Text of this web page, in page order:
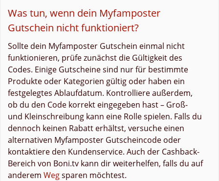
Was tun, wenn dein Myfamposter
Gutschein nicht funktioniert?
Sollte dein Myfamposter Gutschein einmal nicht
funktionieren, prüfe zunächst die Gültigkeit des
Codes. Einige Gutscheine sind nur für bestimmte
Produkte oder Kategorien gültig oder haben ein
festgelegtes Ablaufdatum. Kontrolliere außerdem,
ob du den Code korrekt eingegeben hast – Groß-
und Kleinschreibung kann eine Rolle spielen. Falls du
dennoch keinen Rabatt erhältst, versuche einen
alternativen Myfamposter Gutscheincode oder
kontaktiere den Kundenservice. Auch der Cashback-
Bereich von Boni.tv kann dir weiterhelfen, falls du auf
anderem Wegsparen möchtest.